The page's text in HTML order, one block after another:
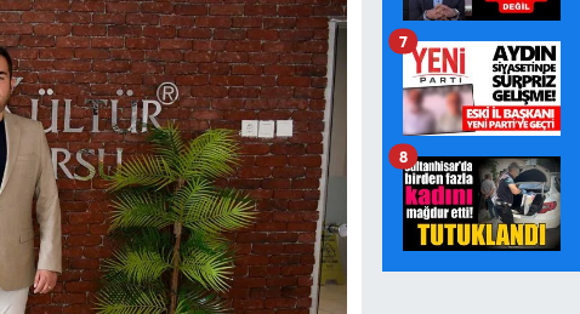
7
8